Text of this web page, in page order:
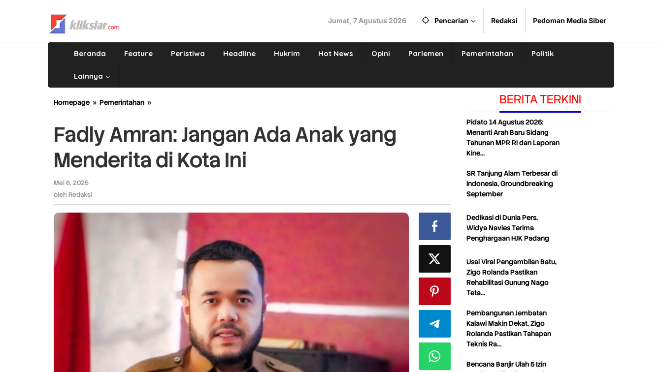
Jumat, 7 Agustus 2026 Pencarian Redaksi Pedoman Media Siber
Beranda Feature Peristiwa Headline Hukrim Hot News Opini Parlemen Pemerintahan Politik
Lainnya
Homepage » Pemerintahan »
Ada
Anak
yang
Menderita
Fadly Amran: Jangan Ada Anak yang
Menderita di Kota Ini
Mei 6, 2025
oleh Redaksi
BERITA TERKINI
Pidato 14 Agustus 2026:
Menanti Arah Baru Sidang
Tahunan MPR RI dan Laporan
Kine…
SR Tanjung Alam Terbesar di
Indonesia, Groundbreaking
September
Dedikasi di Dunia Pers,
Widya Navies Terima
Penghargaan HJK Padang
Usai Viral Pengambilan Batu,
Zigo Rolanda Pastikan
Rehabilitasi Gunung Nago
Teta…
Pembangunan Jembatan
Kalawi Makin Dekat, Zigo
Rolanda Pastikan Tahapan
Teknis Ra…
Bencana Banjir Ulah 5 Izin